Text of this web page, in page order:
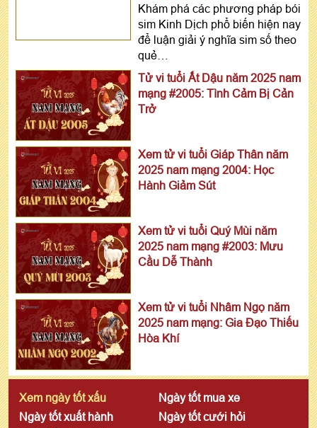
Khám phá các phương pháp bói
sim Kinh Dịch phổ biến hiện nay
để luận giải ý nghĩa sim số theo
quẻ…
Tử vi tuổi Ất Dậu năm 2025 nam
mạng #2005: Tình Cảm Bị Cản
Trở
Xem tử vi tuổi Giáp Thân năm
2025 nam mạng 2004: Học
Hành Giảm Sút
Xem tử vi tuổi Quý Mùi năm
2025 nam mạng #2003: Mưu
Cầu Dễ Thành
Xem tử vi tuổi Nhâm Ngọ năm
2025 nam mạng: Gia Đạo Thiếu
Hòa Khí
Xem ngày tốt xấu
Ngày tốt mua xe
Ngày tốt xuất hành
Ngày tốt cưới hỏi